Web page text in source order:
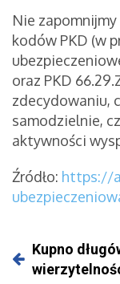
Nie
kodów PKD (w
oraz PKD
zdecydowaniu,
samodzielnie,
aktywności
Źródło: https://
Kupno